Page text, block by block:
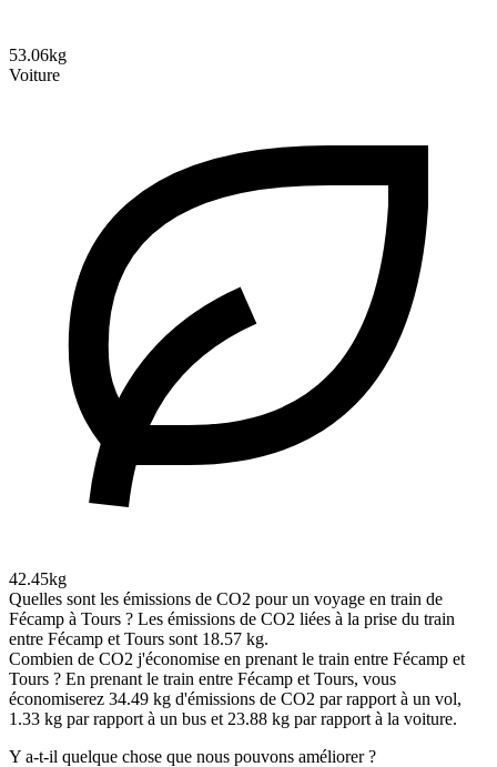
53.06kg
Voiture
42.45kg
Quelles sont les émissions de CO2 pour un voyage en train de
Fécamp à Tours ? Les émissions de CO2 liées à la prise du train
entre Fécamp et Tours sont 18.57 kg.
Combien de CO2 j'économise en prenant le train entre Fécamp et
Tours ? En prenant le train entre Fécamp et Tours, vous
économiserez 34.49 kg d'émissions de CO2 par rapport à un vol,
1.33 kg par rapport à un bus et 23.88 kg par rapport à la voiture.
Y a-t-il quelque chose que nous pouvons améliorer ?